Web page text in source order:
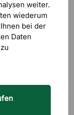
weiter.
wiederum
bei der
Daten